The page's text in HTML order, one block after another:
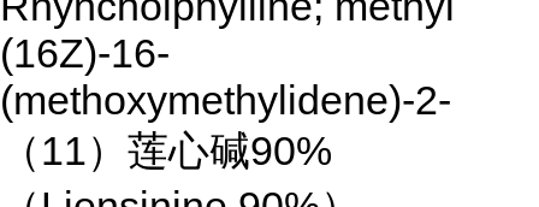
(16Z)-16-
(methoxymethylidene)-2-
（11）莲心碱90%